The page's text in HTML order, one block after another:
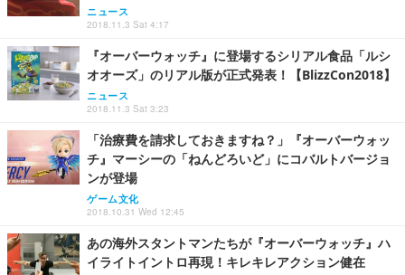
ニュース
2018.11.3 Sat 4:17
『オーバーウォッチ』に登場するシリアル食品「ルシ
オオーズ」のリアル版が正式発表！【BlizzCon2018】
ニュース
2018.11.3 Sat 3:23
「治療費を請求しておきますね？」『オーバーウォッ
チ』マーシーの「ねんどろいど」にコバルトバージョ
ンが登場
ゲーム文化
2018.10.31 Wed 12:45
あの海外スタントマンたちが『オーバーウォッチ』ハ
イライトイントロ再現！キレキレアクション健在